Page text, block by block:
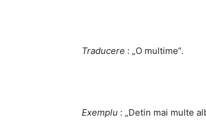
Traducere : „O multime”.
Exemplu : „Detin mai multe